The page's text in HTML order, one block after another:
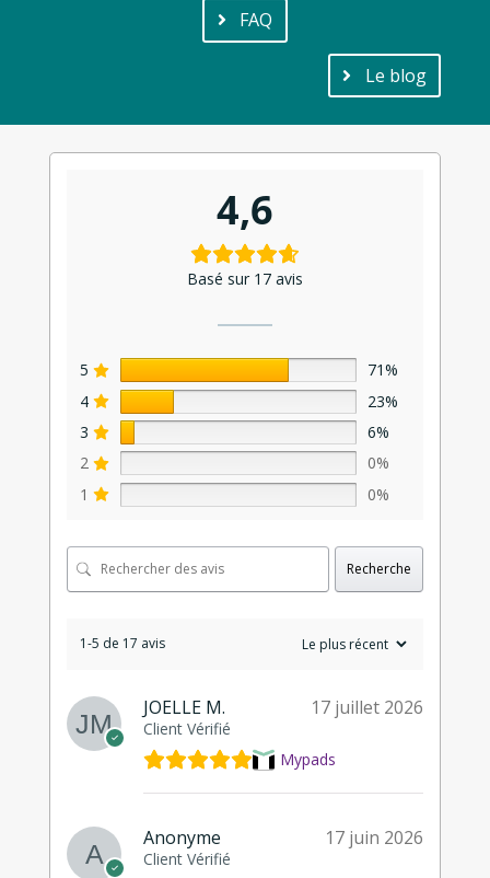
FAQ
Le blog
4,6
Basé sur 17 avis
5
71%
4
23%
3
6%
2
0%
1
0%
Recherche
1-5 de 17 avis
JOELLE M.
Client Vérifié
17 juillet 2026
Mypads
Anonyme
Client Vérifié
17 juin 2026